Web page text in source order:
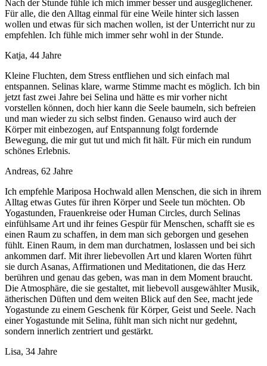
Nach der Stunde fühle ich mich immer besser und ausgeglichener.
Für alle, die den Alltag einmal für eine Weile hinter sich lassen
wollen und etwas für sich machen wollen, ist der Unterricht nur zu
empfehlen. Ich fühle mich immer sehr wohl in der Stunde.
Katja, 44 Jahre
Kleine Fluchten, dem Stress entfliehen und sich einfach mal
entspannen. Selinas klare, warme Stimme macht es möglich. Ich bin
jetzt fast zwei Jahre bei Selina und hätte es mir vorher nicht
vorstellen können, doch hier kann die Seele baumeln, sich befreien
und man wieder zu sich selbst finden. Genauso wird auch der
Körper mit einbezogen, auf Entspannung folgt fordernde
Bewegung, die mir gut tut und mich fit hält. Für mich ein rundum
schönes Erlebnis.
Andreas, 62 Jahre
Ich empfehle Mariposa Hochwald allen Menschen, die sich in ihrem
Alltag etwas Gutes für ihren Körper und Seele tun möchten. Ob
Yogastunden, Frauenkreise oder Human Circles, durch Selinas
einfühlsame Art und ihr feines Gespür für Menschen, schafft sie es
einen Raum zu schaffen, in dem man sich geborgen und gesehen
fühlt. Einen Raum, in dem man durchatmen, loslassen und bei sich
ankommen darf. Mit ihrer liebevollen Art und klaren Worten führt
sie durch Asanas, Affirmationen und Meditationen, die das Herz
berühren und genau das geben, was man in dem Moment braucht.
Die Atmosphäre, die sie gestaltet, mit liebevoll ausgewählter Musik,
ätherischen Düften und dem weiten Blick auf den See, macht jede
Yogastunde zu einem Geschenk für Körper, Geist und Seele. Nach
einer Yogastunde mit Selina, fühlt man sich nicht nur gedehnt,
sondern innerlich zentriert und gestärkt.
Lisa, 34 Jahre